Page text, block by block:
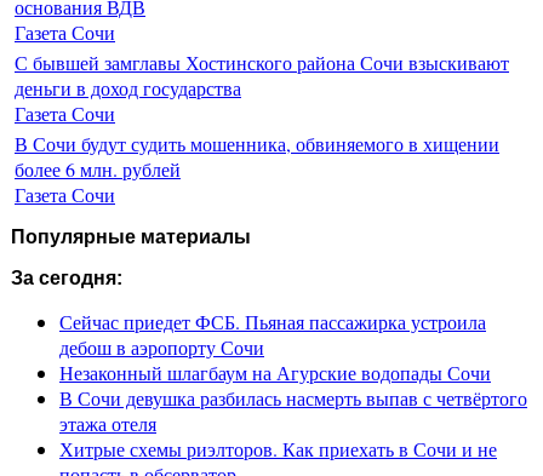
основания ВДВ
Газета Сочи
С бывшей замглавы Хостинского района Сочи взыскивают
деньги в доход государства
Газета Сочи
В Сочи будут судить мошенника, обвиняемого в хищении
более 6 млн. рублей
Газета Сочи
Популярные материалы
За сегодня:
Сейчас приедет ФСБ. Пьяная пассажирка устроила
дебош в аэропорту Сочи
Незаконный шлагбаум на Агурские водопады Сочи
В Сочи девушка разбилась насмерть выпав с четвёртого
этажа отеля
Хитрые схемы риэлторов. Как приехать в Сочи и не